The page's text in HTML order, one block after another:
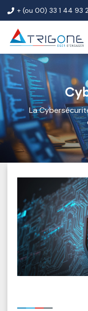
+ (ou 00) 33 1 44 93
La